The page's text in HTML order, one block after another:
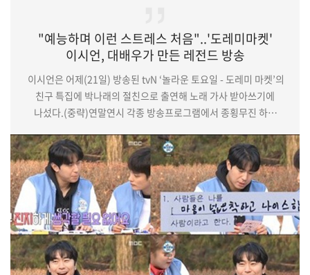
"예능하며 이런 스트레스 처음"..'도레미마켓'
이시언, 대배우가 만든 레전드 방송
이시언은 어제(21일) 방송된 tvN ‘놀라운 토요일 - 도레미 마켓’의
친구 특집에 박나래의 절친으로 출연해 노래 가사 받아쓰기에
나섰다.(중략)연말연시 각종 방송프로그램에서 종횡무진 하며
혼자 산다'에 고정 출연 중이며, TV조선 특별기획 드라마 ‘간택 -
여인들의 전쟁’에서 이름은 몰라도 돈이 중요한 것은 아는
부용주의 주인 ‘왈’로 열연을 펼치고 있다.기사원문 및 출처 :
헤럴드POP 천윤혜기자 http://pop.heraldcorp.com/view.…